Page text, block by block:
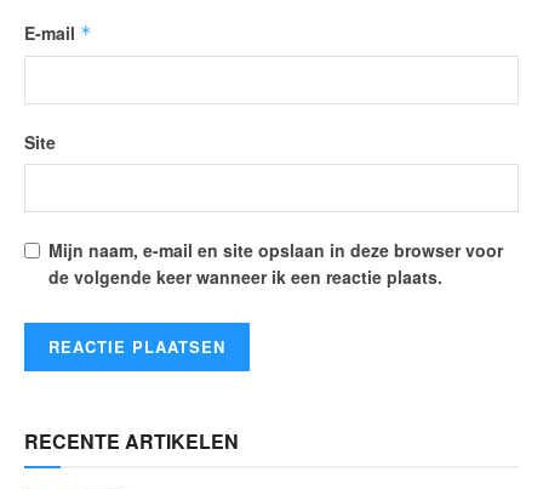
E-mail *
Site
Mijn naam, e-mail en site opslaan in deze browser voor
de volgende keer wanneer ik een reactie plaats.
RECENTE ARTIKELEN